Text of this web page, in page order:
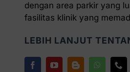
dengan area parkir yang
fasilitas klinik yang
LEBIH LANJUT